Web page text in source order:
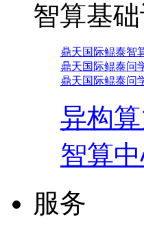
智算基
鼎天国际鲲泰智
鼎天国际鲲泰问
鼎天国际鲲泰问
异构
智算
服务